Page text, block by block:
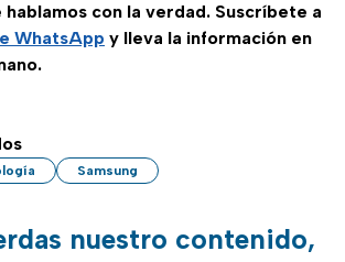
hablamos con la verdad. Suscríbete a
WhatsApp y lleva la información en
Samsung
nuestro contenido,